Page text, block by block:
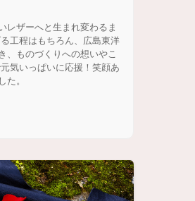
レザーへと生まれ変わるま
工程はもちろん、広島東洋
、ものづくりへの想いやこ
気いっぱいに応援！笑顔あ
た。